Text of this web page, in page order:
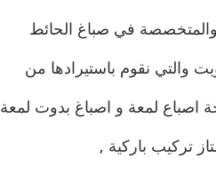
والمتخصصة في صباغ الحائط
والتي نقوم باستيرادها من
اصباع لمعة و اصباغ بدوت لمعة
تركيب باركية ,